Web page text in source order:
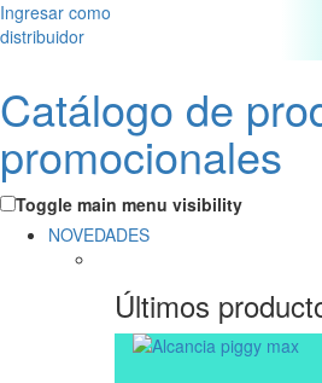
Ingresar como
distribuidor
Catálogo de
promocionales
Toggle main menu visibility
NOVEDADES
Últimos